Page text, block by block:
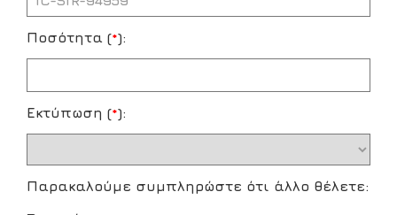
Ποσότητα (*):
Εκτύπωση (*):
Παρακαλούμε συμπληρώστε ότι άλλο θέλετε: